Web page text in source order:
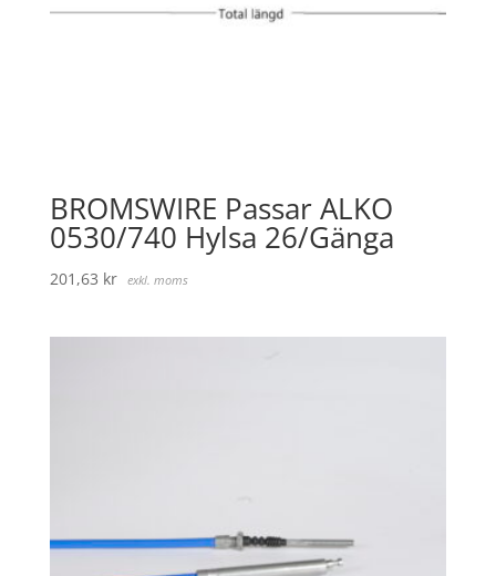
BROMSWIRE Passar ALKO
0530/740 Hylsa 26/Gänga
201,63 kr exkl. moms